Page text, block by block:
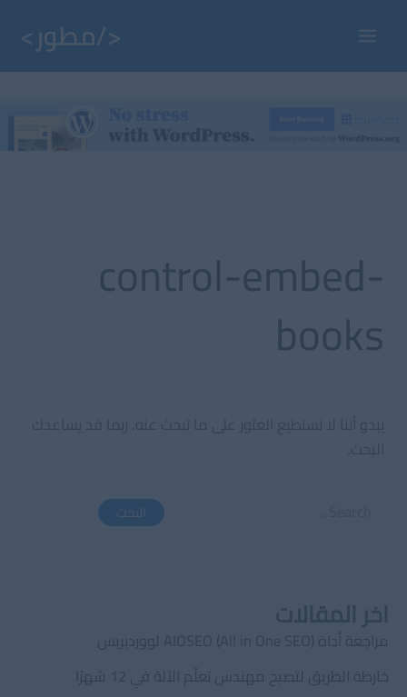
Main
control-embed-
books
مراجعة أداة AIOSEO (All in One SEO) لووردبريس
خارطة الطريق لتصبح مهندس تعلّم الآلة في 12 شهرًا